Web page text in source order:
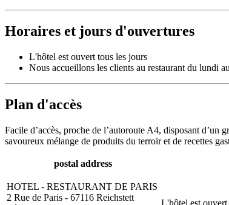
Horaires et jours d'ouvertures
L'hôtel est ouvert tous les jours
Nous accueillons les clients au restaurant du lundi
Plan d'accès
Facile d’accès, proche de l’autoroute A4, disposant
savoureux mélange de produits du terroir et de recettes
postal address
HOTEL - RESTAURANT DE PARIS
2 Rue de Paris - 67116 Reichstett
L'hôtel est